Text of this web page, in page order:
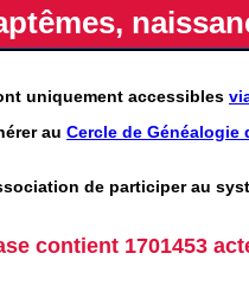
uniquement accessibles
au Cercle de Généalogie
de participer au
contient 1701453